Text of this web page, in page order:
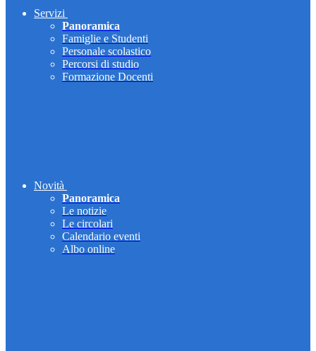
Servizi
Panoramica
Famiglie e Studenti
Personale scolastico
Percorsi di studio
Formazione Docenti
Novità
Panoramica
Le notizie
Le circolari
Calendario eventi
Albo online